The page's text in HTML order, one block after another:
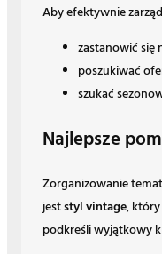
Aby efektywnie
zastanowić się
poszukiwać
szukać
Najlepsze
Zorganizowanie
jeststyl vintage,
podkreśli wyjątkowy